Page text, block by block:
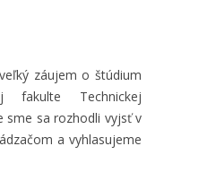
záujem o štúdium
fakulte Technickej
sme sa rozhodli vyjsť v
a vyhlasujeme